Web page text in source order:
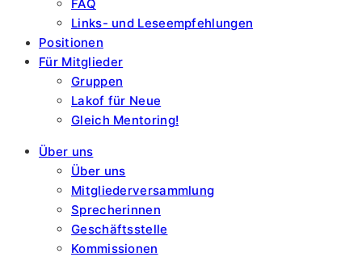
FAQ
Links- und Leseempfehlungen
Positionen
Für Mitglieder
Gruppen
Lakof für Neue
Gleich Mentoring!
Über uns
Über uns
Mitgliederversammlung
Sprecherinnen
Geschäftsstelle
Kommissionen